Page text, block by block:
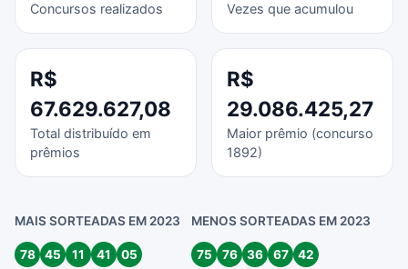
Concursos realizados Vezes que acumulou
R$
67.629.627,08
Total distribuído em
prêmios
R$
29.086.425,27
Maior prêmio (concurso
1892)
MAIS SORTEADAS EM 2023
78 45 11 41 05
MENOS SORTEADAS EM 2023
75 76 36 67 42